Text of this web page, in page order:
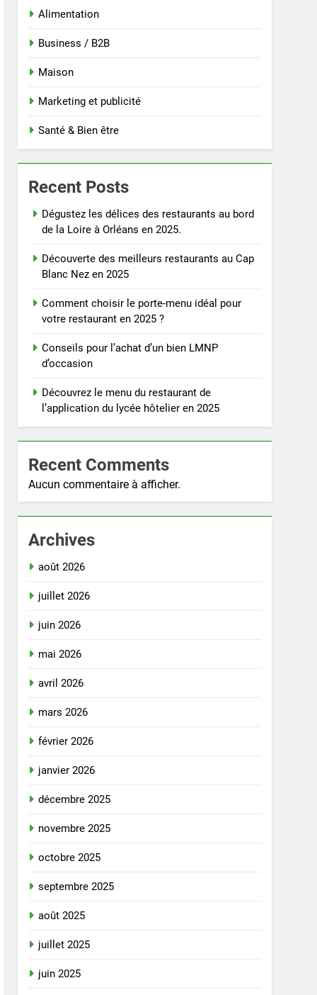
Alimentation
Business / B2B
Maison
Marketing et publicité
Santé & Bien être
Recent Posts
Dégustez les délices des restaurants au bord
de la Loire à Orléans en 2025.
Découverte des meilleurs restaurants au Cap
Blanc Nez en 2025
Comment choisir le porte-menu idéal pour
votre restaurant en 2025 ?
Conseils pour l’achat d’un bien LMNP
d’occasion
Découvrez le menu du restaurant de
l’application du lycée hôtelier en 2025
Recent Comments
Aucun commentaire à afficher.
Archives
août 2026
juillet 2026
juin 2026
mai 2026
avril 2026
mars 2026
février 2026
janvier 2026
décembre 2025
novembre 2025
octobre 2025
septembre 2025
août 2025
juillet 2025
juin 2025